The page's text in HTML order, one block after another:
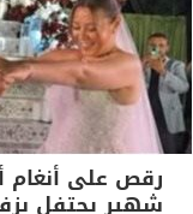
رقص على أنغام
شهير يحتفل